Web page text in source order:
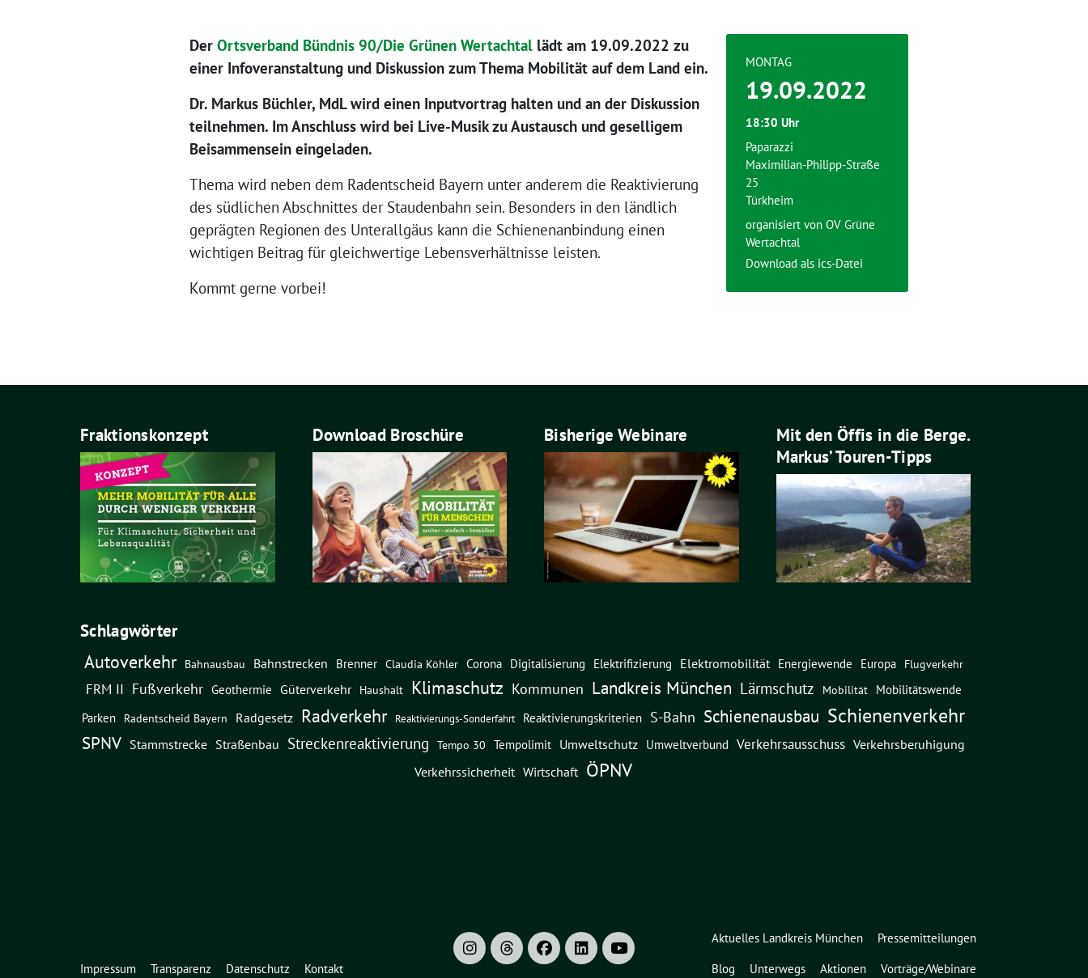
Der Ortsverband Bündnis 90/Die Grünen Wertachtal lädt am 19.09.2022 zu
einer Infoveranstaltung und Diskussion zum Thema Mobilität auf dem Land ein.
Dr. Markus Büchler, MdL wird einen Inputvortrag halten und an der Diskussion
teilnehmen. Im Anschluss wird bei Live-Musik zu Austausch und geselligem
Beisammensein eingeladen.
Thema wird neben dem Radentscheid Bayern unter anderem die Reaktivierung
des südlichen Abschnittes der Staudenbahn sein. Besonders in den ländlich
geprägten Regionen des Unterallgäus kann die Schienenanbindung einen
wichtigen Beitrag für gleichwertige Lebensverhältnisse leisten.
Kommt gerne vorbei!
MONTAG
19.09.2022
18:30 Uhr
Paparazzi
Maximilian-Philipp-Straße
25
Türkheim
organisiert von OV Grüne
Wertachtal
Download als ics-Datei
Fraktionskonzept Download Broschüre Bisherige Webinare
Mit den Öffis in die Berge.
Markus’ Touren-Tipps
Schlagwörter
Autoverkehr Bahnausbau Bahnstrecken Brenner Claudia Köhler Corona Digitalisierung Elektrifizierung Elektromobilität Energiewende Europa Flugverkehr
FRM II Fußverkehr Geothermie Güterverkehr Haushalt Klimaschutz Kommunen Landkreis München Lärmschutz Mobilität
Mobilitätswende
Parken
Radentscheid Bayern Radgesetz Radverkehr Reaktivierungs-Sonderfahrt Reaktivierungskriterien S-Bahn Schienenausbau Schienenverkehr
SPNV Stammstrecke Straßenbau Streckenreaktivierung Tempo 30 Tempolimit Umweltschutz Umweltverbund Verkehrsausschuss Verkehrsberuhigung
Verkehrssicherheit Wirtschaft ÖPNV
Impressum Transparenz Datenschutz Kontakt
Aktuelles Landkreis München
Pressemitteilungen
Blog
Unterwegs Aktionen Vorträge/Webinare